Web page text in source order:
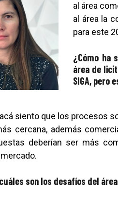
al área
al área la
para este
¿Cómo ha
área de
SIGA, pero
siento que los procesos
cercana, además
deberían ser más
son los desafíos del